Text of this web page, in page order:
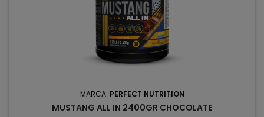
MARCA: PERFECT NUTRITION
MUSTANG ALL IN 2400GR CHOCOLATE